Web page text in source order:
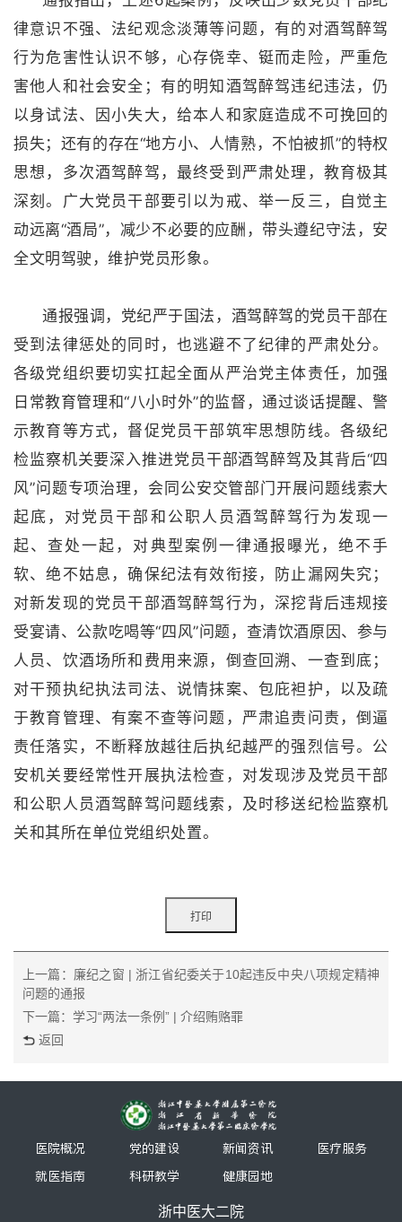
律意识不强、法纪观念淡薄等问题，有的对酒驾醉驾
行为危害性认识不够，心存侥幸、铤而走险，严重危
害他人和社会安全；有的明知酒驾醉驾违纪违法，仍
以身试法、因小失大，给本人和家庭造成不可挽回的
损失；还有的存在“地方小、人情熟，不怕被抓”的特权
思想，多次酒驾醉驾，最终受到严肃处理，教育极其
深刻。广大党员干部要引以为戒、举一反三，自觉主
动远离“酒局”，减少不必要的应酬，带头遵纪守法，安
全文明驾驶，维护党员形象。
通报强调，党纪严于国法，酒驾醉驾的党员干部在
受到法律惩处的同时，也逃避不了纪律的严肃处分。
各级党组织要切实扛起全面从严治党主体责任，加强
日常教育管理和“八小时外”的监督，通过谈话提醒、警
示教育等方式，督促党员干部筑牢思想防线。各级纪
检监察机关要深入推进党员干部酒驾醉驾及其背后“四
风”问题专项治理，会同公安交管部门开展问题线索大
起底，对党员干部和公职人员酒驾醉驾行为发现一
起、查处一起，对典型案例一律通报曝光，绝不手
软、绝不姑息，确保纪法有效衔接，防止漏网失究；
对新发现的党员干部酒驾醉驾行为，深挖背后违规接
受宴请、公款吃喝等“四风”问题，查清饮酒原因、参与
人员、饮酒场所和费用来源，倒查回溯、一查到底；
对干预执纪执法司法、说情抹案、包庇袒护，以及疏
于教育管理、有案不查等问题，严肃追责问责，倒逼
责任落实，不断释放越往后执纪越严的强烈信号。公
安机关要经常性开展执法检查，对发现涉及党员干部
和公职人员酒驾醉驾问题线索，及时移送纪检监察机
关和其所在单位党组织处置。
上一篇：廉纪之窗 | 浙江省纪委关于10起违反中央八项规定精神
问题的通报
下一篇：学习“两法一条例” | 介绍贿赂罪
返回
医院概况 党的建设 新闻资讯
医疗服务
就医指南
科研教学 健康园地
浙中医大二院